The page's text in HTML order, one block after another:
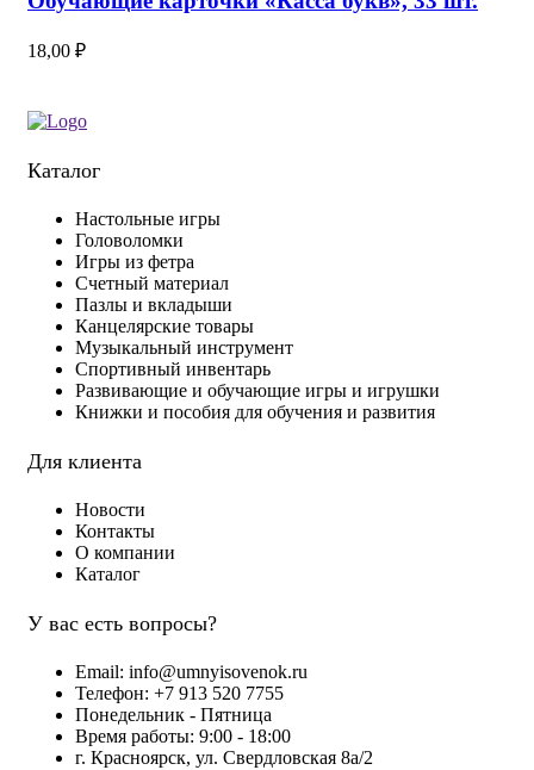
18,00 ₽
Каталог
Настольные игры
Головоломки
Игры из фетра
Счетный материал
Пазлы и вкладыши
Канцелярские товары
Музыкальный инструмент
Спортивный инвентарь
Развивающие и обучающие игры и игрушки
Книжки и пособия для обучения и развития
Для клиента
Новости
Контакты
О компании
Каталог
У вас есть вопросы?
Email: info@umnyisovenok.ru
Телефон: +7 913 520 7755
Понедельник - Пятница
Время работы: 9:00 - 18:00
г. Красноярск, ул. Свердловская 8а/2